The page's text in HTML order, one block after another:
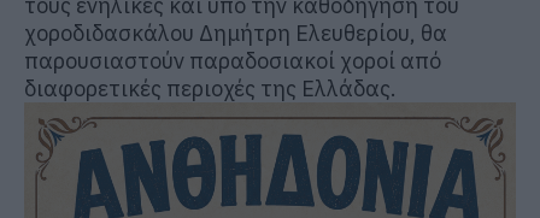
χοροδιδασκάλου Δημήτρη Ελευθερίου, θα
παρουσιαστούν παραδοσιακοί χοροί από
διαφορετικές περιοχές της Ελλάδας.